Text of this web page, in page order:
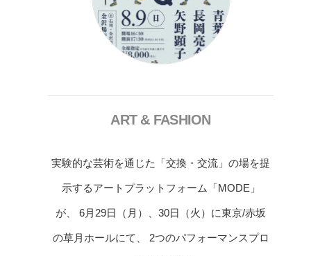
ART & FASHION
実験的な芸術を通じた「交換・交流」の場を提
示するアートプラットフォーム「MODE」
が、 6月29日（月）、30日（火）に東京/赤坂
の草月ホールにて、 2つのパフォーマンスプロ